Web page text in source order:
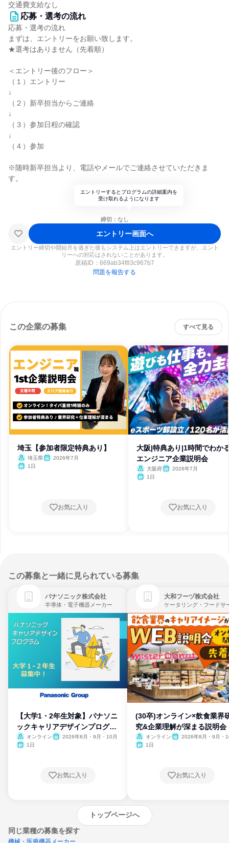
交通費支給なし
応募・選考の流れ
応募・選考の流れ
まずは、エントリーをお願い致します。
★選考はありません（先着順）
＜エントリー後のフロー＞
（１）エントリー
↓
（２）新卒担当からご連絡
↓
（３）参加日程の確認
↓
（４）参加
※随時新卒担当より、電話やメールでご連絡させていただきま
す。
エントリーするとプログラムの詳細案内を
受け取れるようになります
締切：なし
エントリー画面へ
エントリー締切や開始月を過ぎた後もシステム上はエントリーできますが、エント
リーへの対応はされないことがあります。
原稿ID： 669ab34f83c967b7
問題を報告する
この企業の募集 すべて見る
埼玉【参加者限定特典あり】
埼玉県
2026年7月
1日
お気に入り
大阪|特典あり|1時間でわか
エンジニア企業説明会
大阪府
2026年7月
1日
お気に入り
この募集と一緒に見られている募集
パナソニック株式会社
半導体・電子機器メーカー
【大学1・2年生対象】パナソニ
ックキャリアデザインプログラ
ム
オンライン
2026年8月・9月・10月
1日
お気に入り
大和フーヅ株式会社
(30卒)オンライン×飲食業界
究&企業理解が深まる説明会
オンライン
2026年8月・9月・
1日
お気に入り
トップページへ
同じ業種の募集を探す
機械・医療機器メーカー